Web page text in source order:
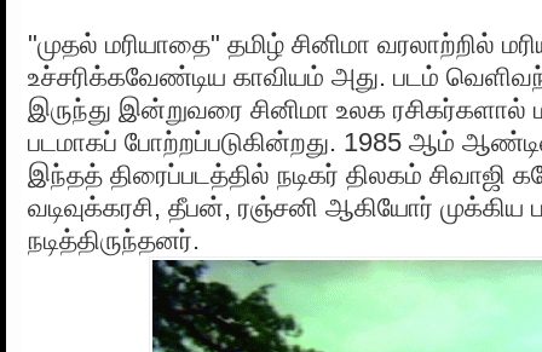
"முதல் மரியாதை" தமிழ் சினிமா வரலாற்றில்
உச்சரிக்கவேண்டிய காவியம் அது. படம்
இருந்து இன்றுவரை சினிமா உலக ரசிகர்களால்
படமாகப் போற்றப்படுகின்றது. 1985 ஆம்
இந்தத் திரைப்படத்தில் நடிகர் திலகம் சிவாஜி
வடிவுக்கரசி, தீபன், ரஞ்சனி ஆகியோர் முக்கிய
நடித்திருந்தனர்.